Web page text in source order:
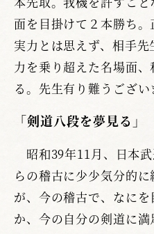
面を目掛けて２本勝ち
実力とは思えず、相手
力を乗り超えた名場面
る。先生有り難うござい
「剣道八段を夢見る」
昭和39年11月、日本
らの稽古に少少気分的
が、今の稽古で、なに
か、今の自分の剣道に